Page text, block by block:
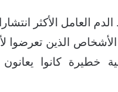
العامل الأكثر
من الأشخاص الذين
خطيرة كانوا